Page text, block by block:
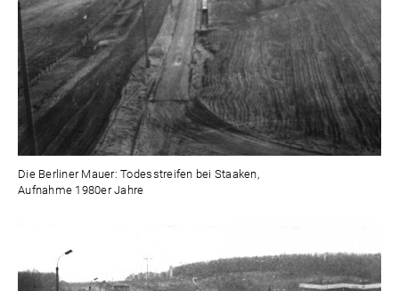
Die Berliner Mauer: Todesstreifen bei Staaken,
Aufnahme 1980er Jahre